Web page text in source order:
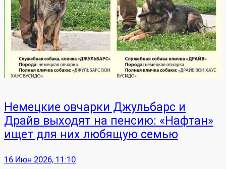
Немецкие овчарки Джульбарс и
Драйв выходят на пенсию: «Нафтан»
ищет для них любящую семью
16 Июн 2026, 11:10